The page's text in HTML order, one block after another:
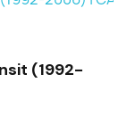
(1992-